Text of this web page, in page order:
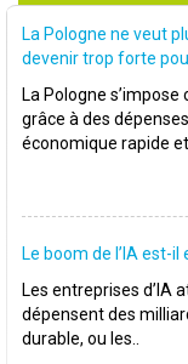
La Pologne ne veut
devenir trop forte
La Pologne
grâce à des
économique rapide et
Le boom de l’IA est-
Les entreprises d’IA
dépensent des
durable, ou les..